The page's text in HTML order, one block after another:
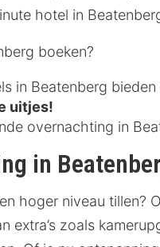
hotel in
boeken?
in Beatenberg
uitjes!
overnachting in
in
hoger niveau tillen?
extra’s zoals